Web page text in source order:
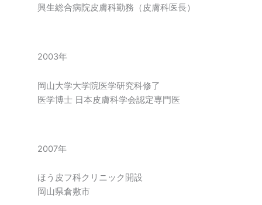
興生総合病院皮膚科勤務（皮膚科医長）
2003年
岡山大学大学院医学研究科修了
医学博士 日本皮膚科学会認定専門医
2007年
ほう皮フ科クリニック開設
岡山県倉敷市